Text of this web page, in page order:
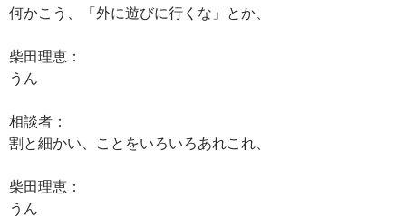
何かこう、「外に遊びに行くな」とか、
柴田理恵：
うん
相談者：
割と細かい、ことをいろいろあれこれ、
柴田理恵：
うん